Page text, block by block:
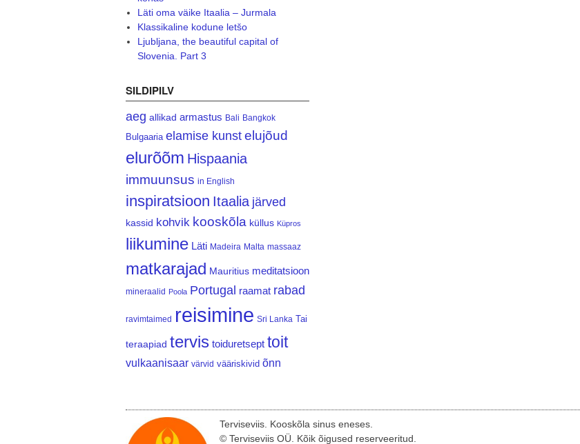
Läti oma väike Itaalia – Jurmala
Klassikaline kodune letšo
Ljubljana, the beautiful capital of
Slovenia. Part 3
SILDIPILV
aeg allikad armastus Bali Bangkok
Bulgaaria elamise kunst elujõud
elurõõm Hispaania
immuunsus in English
inspiratsioon Itaalia järved
kassid kohvik kooskõla küllus Küpros
liikumine Läti Madeira Malta massaaz
matkarajad Mauritius meditatsioon
mineraalid Poola Portugal raamat rabad
ravimtaimed reisimine Sri Lanka Tai
teraapiad tervis toiduretsept toit
vulkaanisaar värvid vääriskivid õnn
Terviseviis. Kooskõla sinus eneses.
© Terviseviis OÜ. Kõik õigused reserveeritud.